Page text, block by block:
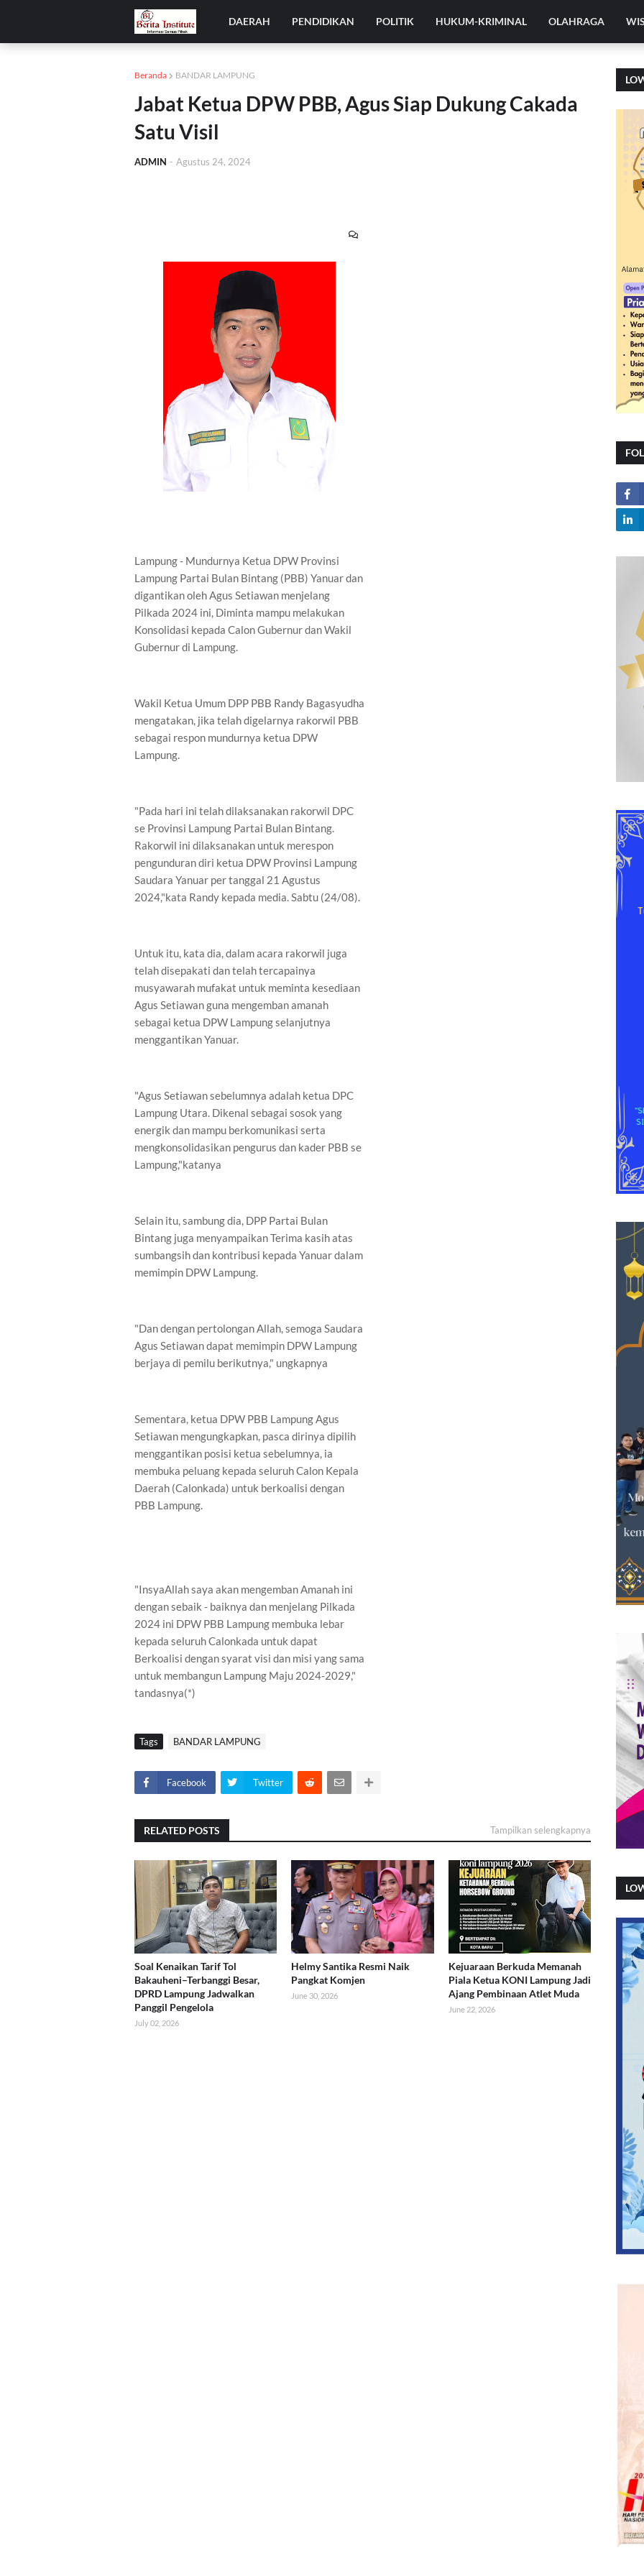
DAERAH PENDIDIKAN POLITIK HUKUM-KRIMINAL OLAHRAGA
Beranda BANDAR LAMPUNG
Jabat Ketua DPW PBB, Agus Siap Dukung Cakada
Satu Visil
ADMIN - Agustus 24, 2024
Lampung - Mundurnya Ketua DPW Provinsi
Lampung Partai Bulan Bintang (PBB) Yanuar dan
digantikan oleh Agus Setiawan menjelang
Pilkada 2024 ini, Diminta mampu melakukan
Konsolidasi kepada Calon Gubernur dan Wakil
Gubernur di Lampung.
Wakil Ketua Umum DPP PBB Randy Bagasyudha
mengatakan, jika telah digelarnya rakorwil PBB
sebagai respon mundurnya ketua DPW
Lampung.
"Pada hari ini telah dilaksanakan rakorwil DPC
se Provinsi Lampung Partai Bulan Bintang.
Rakorwil ini dilaksanakan untuk merespon
pengunduran diri ketua DPW Provinsi Lampung
Saudara Yanuar per tanggal 21 Agustus
2024,"kata Randy kepada media. Sabtu (24/08).
Untuk itu, kata dia, dalam acara rakorwil juga
telah disepakati dan telah tercapainya
musyawarah mufakat untuk meminta kesediaan
Agus Setiawan guna mengemban amanah
sebagai ketua DPW Lampung selanjutnya
menggantikan Yanuar.
"Agus Setiawan sebelumnya adalah ketua DPC
Lampung Utara. Dikenal sebagai sosok yang
energik dan mampu berkomunikasi serta
mengkonsolidasikan pengurus dan kader PBB se
Lampung,"katanya
Selain itu, sambung dia, DPP Partai Bulan
Bintang juga menyampaikan Terima kasih atas
sumbangsih dan kontribusi kepada Yanuar dalam
memimpin DPW Lampung.
"Dan dengan pertolongan Allah, semoga Saudara
Agus Setiawan dapat memimpin DPW Lampung
berjaya di pemilu berikutnya," ungkapnya
Sementara, ketua DPW PBB Lampung Agus
Setiawan mengungkapkan, pasca dirinya dipilih
menggantikan posisi ketua sebelumnya, ia
membuka peluang kepada seluruh Calon Kepala
Daerah (Calonkada) untuk berkoalisi dengan
PBB Lampung.
"InsyaAllah saya akan mengemban Amanah ini
dengan sebaik - baiknya dan menjelang Pilkada
2024 ini DPW PBB Lampung membuka lebar
kepada seluruh Calonkada untuk dapat
Berkoalisi dengan syarat visi dan misi yang sama
untuk membangun Lampung Maju 2024-2029,"
tandasnya(*)
Tags BANDAR LAMPUNG
Facebook Twitter
RELATED POSTS Tampilkan selengkapnya
Soal Kenaikan Tarif Tol
Bakauheni–Terbanggi Besar,
DPRD Lampung Jadwalkan
Panggil Pengelola
July 02, 2026
Helmy Santika Resmi Naik
Pangkat Komjen
June 30, 2026
Kejuaraan Berkuda Memanah
Piala Ketua KONI Lampung Jadi
Ajang Pembinaan Atlet Muda
June 22, 2026